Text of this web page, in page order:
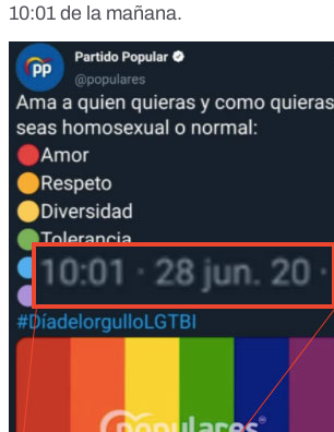
10:01 de la mañana.